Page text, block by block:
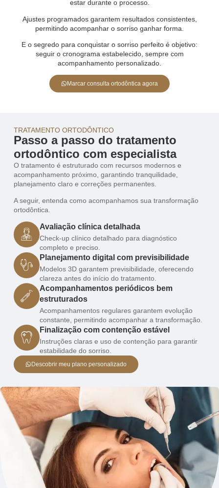
estar durante o processo.
Ajustes programados garantem resultados consistentes,
permitindo acompanhar o sorriso ganhar forma.
E o segredo para conquistar o sorriso perfeito é objetivo:
seguir o cronograma estabelecido, sempre com
acompanhamento personalizado.
Marcar consulta ortodôntica agora
TRATAMENTO ORTODÔNTICO
Passo a passo do tratamento
ortodôntico com especialista
O tratamento é estruturado com recursos modernos e
acompanhamento próximo, garantindo tranquilidade,
planejamento claro e correções permanentes.
A seguir, entenda como acompanhamos sua transformação
ortodôntica.
Avaliação clínica detalhada
Check-up clínico detalhado para diagnóstico
completo e preciso.
Planejamento digital com previsibilidade
Modelos 3D garantem previsibilidade, oferecendo
clareza antes do início do tratamento.
Acompanhamentos periódicos bem
estruturados
Acompanhamentos regulares garantem evolução
constante, permitindo acompanhar a transformação.
Finalização com contenção estável
Instruções claras e uso de contenção para garantir
estabilidade do sorriso.
Descobrir meu plano personalizado